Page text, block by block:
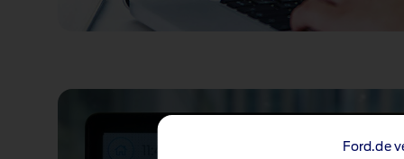
Ford.de